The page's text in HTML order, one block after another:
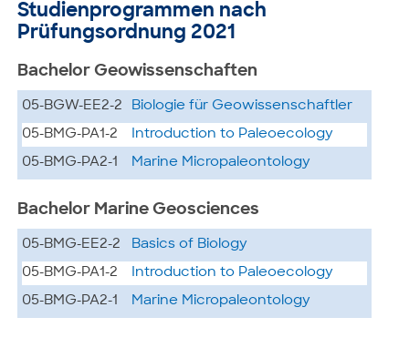
Studienprogrammen nach
Prüfungsordnung 2021
Bachelor Geowissenschaften
05-BGW-EE2-2 Biologie für Geowissenschaftler
05-BMG-PA1-2 Introduction to Paleoecology
05-BMG-PA2-1 Marine Micropaleontology
Bachelor Marine Geosciences
05-BMG-EE2-2 Basics of Biology
05-BMG-PA1-2 Introduction to Paleoecology
05-BMG-PA2-1 Marine Micropaleontology